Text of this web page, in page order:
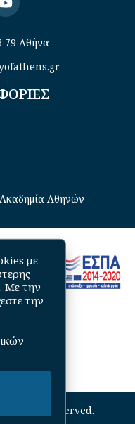
Visit
79 Αθήνα
Αθηνών
Rights Reserved.
με
Με την
την